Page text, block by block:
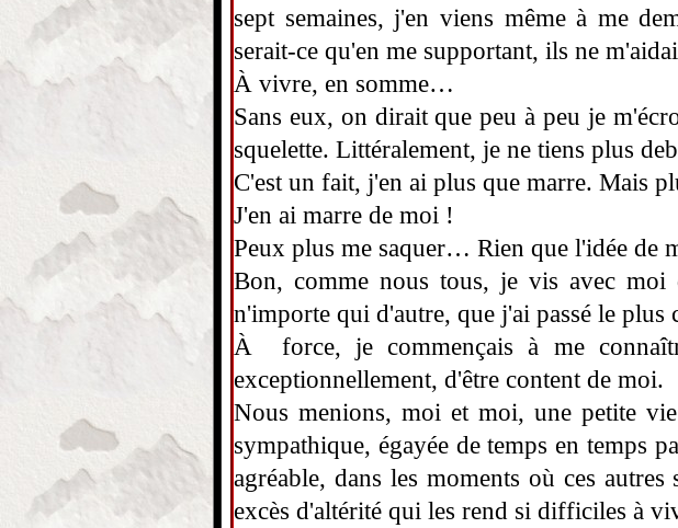
sept semaines, j'en viens même à me
serait-ce qu'en me supportant, ils ne
À vivre, en somme…
Sans eux, on dirait que peu à peu je
squelette. Littéralement, je ne tiens plus
C'est un fait, j'en ai plus que marre. Mais
J'en ai marre de moi !
Peux plus me saquer… Rien que l'idée de
Bon, comme nous tous, je vis avec moi
n'importe qui d'autre, que j'ai passé le
À force, je commençais à me
exceptionnellement, d'être content de moi.
Nous menions, moi et moi, une petite
sympathique, égayée de temps en temps
agréable, dans les moments où ces
excès d'altérité qui les rend si difficiles à